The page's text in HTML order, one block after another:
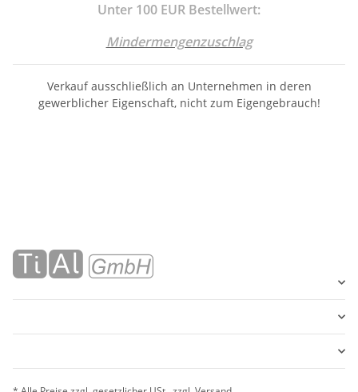
Unter 100 EUR Bestellwert:
Mindermengenzuschlag
Verkauf ausschließlich an Unternehmen in deren
gewerblicher Eigenschaft, nicht zum Eigengebrauch!